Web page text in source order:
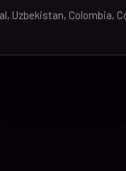
Uzbekistan, Colombia,